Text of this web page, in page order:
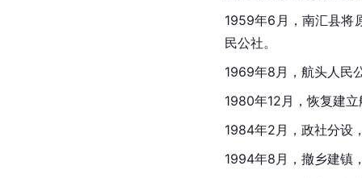
1959年6月，南汇县将
民公社。
1969年8月，航头人民
1980年12月，恢复建
1984年2月，政社分设
1994年8月，撤乡建镇